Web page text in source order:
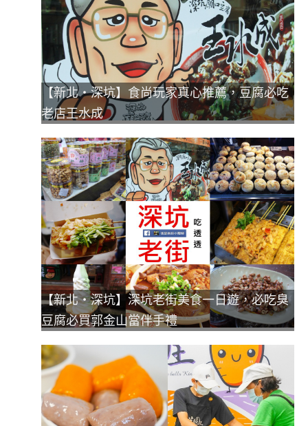
【新北‧深坑】食尚玩家真心推薦，豆腐必吃
老店王水成
【新北‧深坑】深坑老街美食一日遊，必吃臭
豆腐必買郭金山當伴手禮